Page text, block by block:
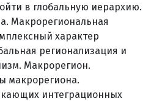
в глобальную иерархию.
Макрорегиональная
характер
регионализация и
Макрорегион.
макрорегиона.
интеграционных